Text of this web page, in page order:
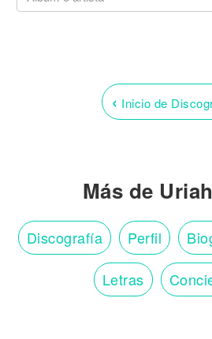
‹ Inicio de
Más de
Discografía Perfil
Letras